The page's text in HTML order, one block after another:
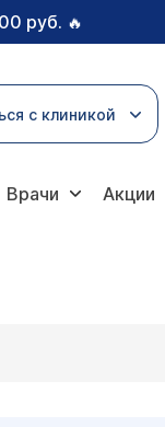
руб. 🔥
с клиникой
Врачи Акции